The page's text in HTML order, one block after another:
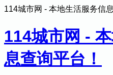
114城市网 - 本地生活服务信
114城市网 -
息查询平台！